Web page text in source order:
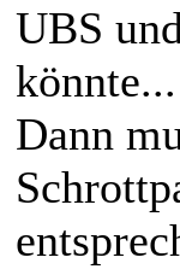
UBS
könnte...
Dann